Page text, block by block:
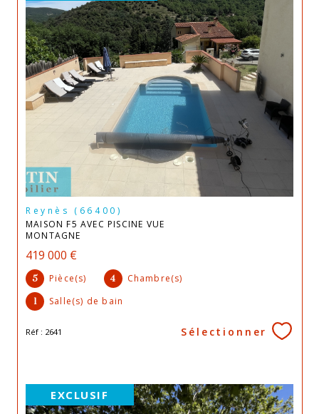
Reynès (66400)
MAISON F5 AVEC PISCINE VUE
MONTAGNE
419 000 €
5 Pièce(s) 4 Chambre(s)
1 Salle(s) de bain
Réf : 2641 Sélectionner
EXCLUSIF